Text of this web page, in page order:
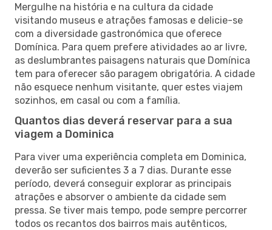
Mergulhe na história e na cultura da cidade
visitando museus e atrações famosas e delicie-se
com a diversidade gastronómica que oferece
Domínica. Para quem prefere atividades ao ar livre,
as deslumbrantes paisagens naturais que Domínica
tem para oferecer são paragem obrigatória. A cidade
não esquece nenhum visitante, quer estes viajem
sozinhos, em casal ou com a família.
Quantos dias deverá reservar para a sua
viagem a Dominica
Para viver uma experiência completa em Dominica,
deverão ser suficientes 3 a 7 dias. Durante esse
período, deverá conseguir explorar as principais
atrações e absorver o ambiente da cidade sem
pressa. Se tiver mais tempo, pode sempre percorrer
todos os recantos dos bairros mais autênticos,